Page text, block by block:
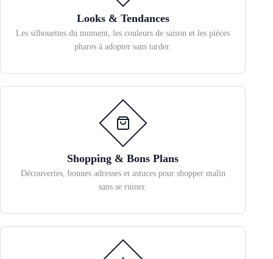
Looks & Tendances
Les silhouettes du moment, les couleurs de saison et les pièces
phares à adopter sans tarder.
Shopping & Bons Plans
Découvertes, bonnes adresses et astuces pour shopper malin
sans se ruiner.